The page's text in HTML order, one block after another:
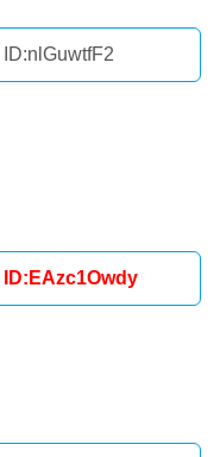
ID:nlGuwtfF2
ID:EAzc1Owdy